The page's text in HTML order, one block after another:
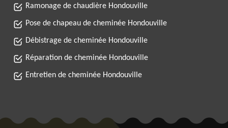
Ramonage de chaudière Hondouville
Pose de chapeau de cheminée Hondouville
Débistrage de cheminée Hondouville
Réparation de cheminée Hondouville
Entretien de cheminée Hondouville